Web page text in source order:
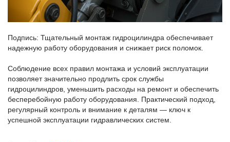
Подпись: Тщательный монтаж гидроцилиндра обеспечивает
надежную работу оборудования и снижает риск поломок.
Соблюдение всех правил монтажа и условий эксплуатации
позволяет значительно продлить срок службы
гидроцилиндров, уменьшить расходы на ремонт и обеспечить
бесперебойную работу оборудования. Практический подход,
регулярный контроль и внимание к деталям — ключ к
успешной эксплуатации гидравлических систем.